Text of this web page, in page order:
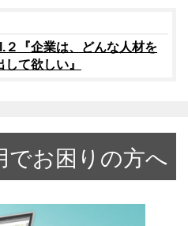
『企業は、どんな人材を
て欲しい』
でお困りの方へ